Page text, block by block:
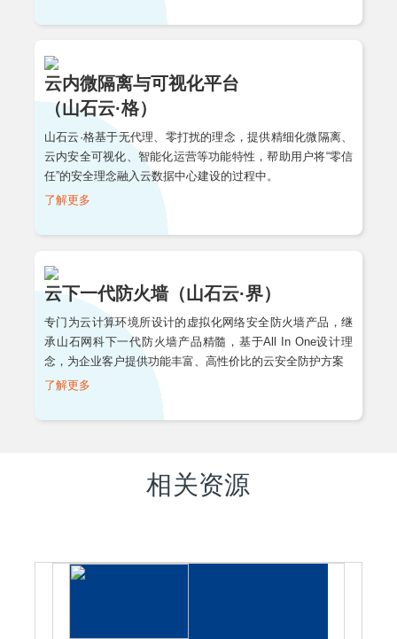
云内微隔离与可视化平台
（山石云·格）
山石云·格基于无代理、零打扰的理念，提供精细化微隔离、
云内安全可视化、智能化运营等功能特性，帮助用户将“零信
任”的安全理念融入云数据中心建设的过程中。
了解更多
云下一代防火墙（山石云·界）
专门为云计算环境所设计的虚拟化网络安全防火墙产品，继
承山石网科下一代防火墙产品精髓，基于All In One设计理
念，为企业客户提供功能丰富、高性价比的云安全防护方案
了解更多
相关资源